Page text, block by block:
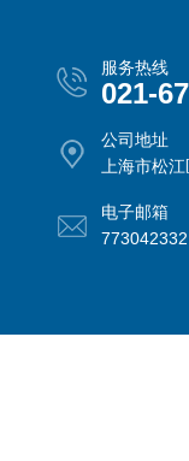
服务热线
021-
公司地址
上海市松
电子邮箱